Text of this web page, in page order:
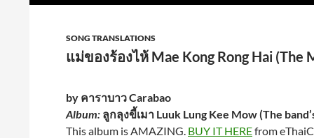
SONG TRANSLATIONS
แม่ของร้องไห้ Mae Kong Rong Hai (The
by คาราบาว Carabao
Album: ลูกลุงขี้เมา Luuk Lung Kee Mow (The
This album is AMAZING. BUY IT HEREfrom